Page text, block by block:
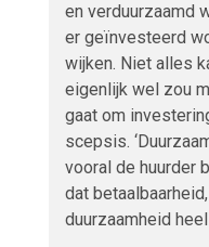
en verduurzaamd
er geïnvesteerd
wijken. Niet alles
eigenlijk wel zou
gaat om
scepsis.
vooral de huurder
dat
duurzaamheid